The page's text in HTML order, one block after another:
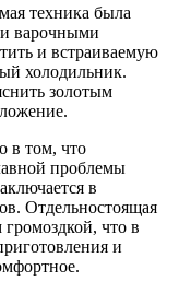
техника была
варочными
и встраиваемую
холодильник.
золотым
в том, что
проблемы
в
Отдельностоящая
что в
и